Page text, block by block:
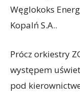
Węglokoks
Kopalń S.A..
Prócz orkiestry
występem
pod